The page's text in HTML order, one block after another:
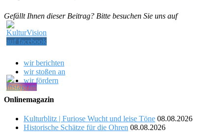
Gefällt Ihnen dieser Beitrag? Bitte besuchen Sie uns auf
wir berichten
wir stoßen an
wir fördern
Onlinemagazin
Kulturblitz | Furiose Wucht und leise Töne 08.08.2026
Historische Schätze für die Ohren 08.08.2026